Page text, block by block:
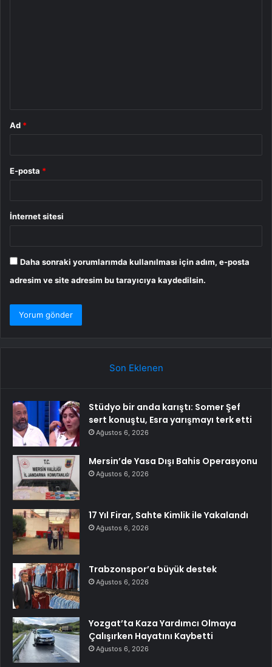
Ad *
E-posta *
İnternet sitesi
Daha sonraki yorumlarımda kullanılması için adım, e-posta
adresim ve site adresim bu tarayıcıya kaydedilsin.
Son Eklenen
Stüdyo bir anda karıştı: Somer Şef
sert konuştu, Esra yarışmayı terk etti
Ağustos 6, 2026
Mersin’de Yasa Dışı Bahis Operasyonu
Ağustos 6, 2026
17 Yıl Firar, Sahte Kimlik ile Yakalandı
Ağustos 6, 2026
Trabzonspor’a büyük destek
Ağustos 6, 2026
Yozgat’ta Kaza Yardımcı Olmaya
Çalışırken Hayatını Kaybetti
Ağustos 6, 2026